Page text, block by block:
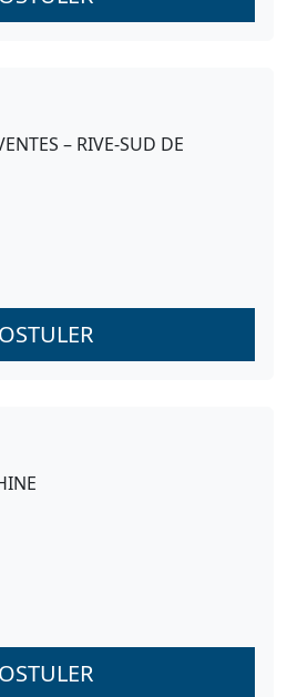
– RIVE-SUD DE